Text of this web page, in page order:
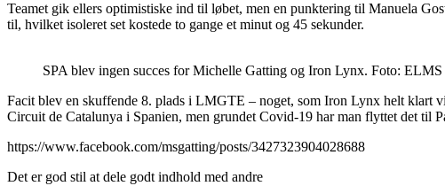
Teamet gik ellers optimistiske ind til løbet, men en punktering til Manuela
til, hvilket isoleret set kostede to gange et minut og 45 sekunder.
SPA blev ingen succes for Michelle Gatting og Iron Lynx. Foto:
Facit blev en skuffende 8. plads i LMGTE – noget, som Iron Lynx helt klart
Circuit de Catalunya i Spanien, men grundet Covid-19 har man flyttet det til
https://www.facebook.com/msgatting/posts/3427323904028688
Det er god stil at dele godt indhold med andre